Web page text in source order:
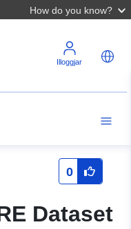
How do you know?
Illoggjar
0
Dataset